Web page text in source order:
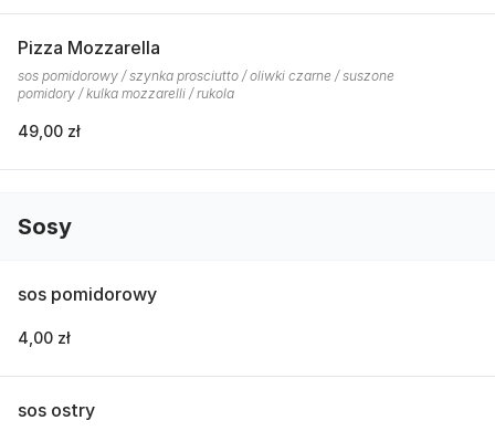
Pizza Mozzarella
sos pomidorowy / szynka prosciutto / oliwki czarne / suszone
pomidory / kulka mozzarelli / rukola
49,00 zł
Sosy
sos pomidorowy
4,00 zł
sos ostry